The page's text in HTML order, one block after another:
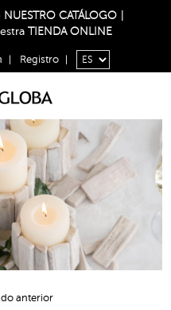
NUESTRO CATÁLOGO
TIENDA ONLINE
Registro
anterior